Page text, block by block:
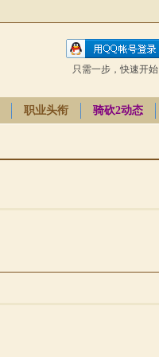
只需一步，快速开始
职业头衔 骑砍2动态